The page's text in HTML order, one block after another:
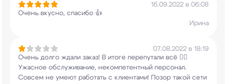
16.09.2022 в 06:08
Очень вкусно, спасибо 👍
Ирина
07.08.2022 в 18:19
Очень долго ждали заказ! В итоге перепутали всё 🤦‍♀️
Ужасное обслуживание, некомпетентный персонал.
Совсем не умеют работать с клиентами! Позор такой сети